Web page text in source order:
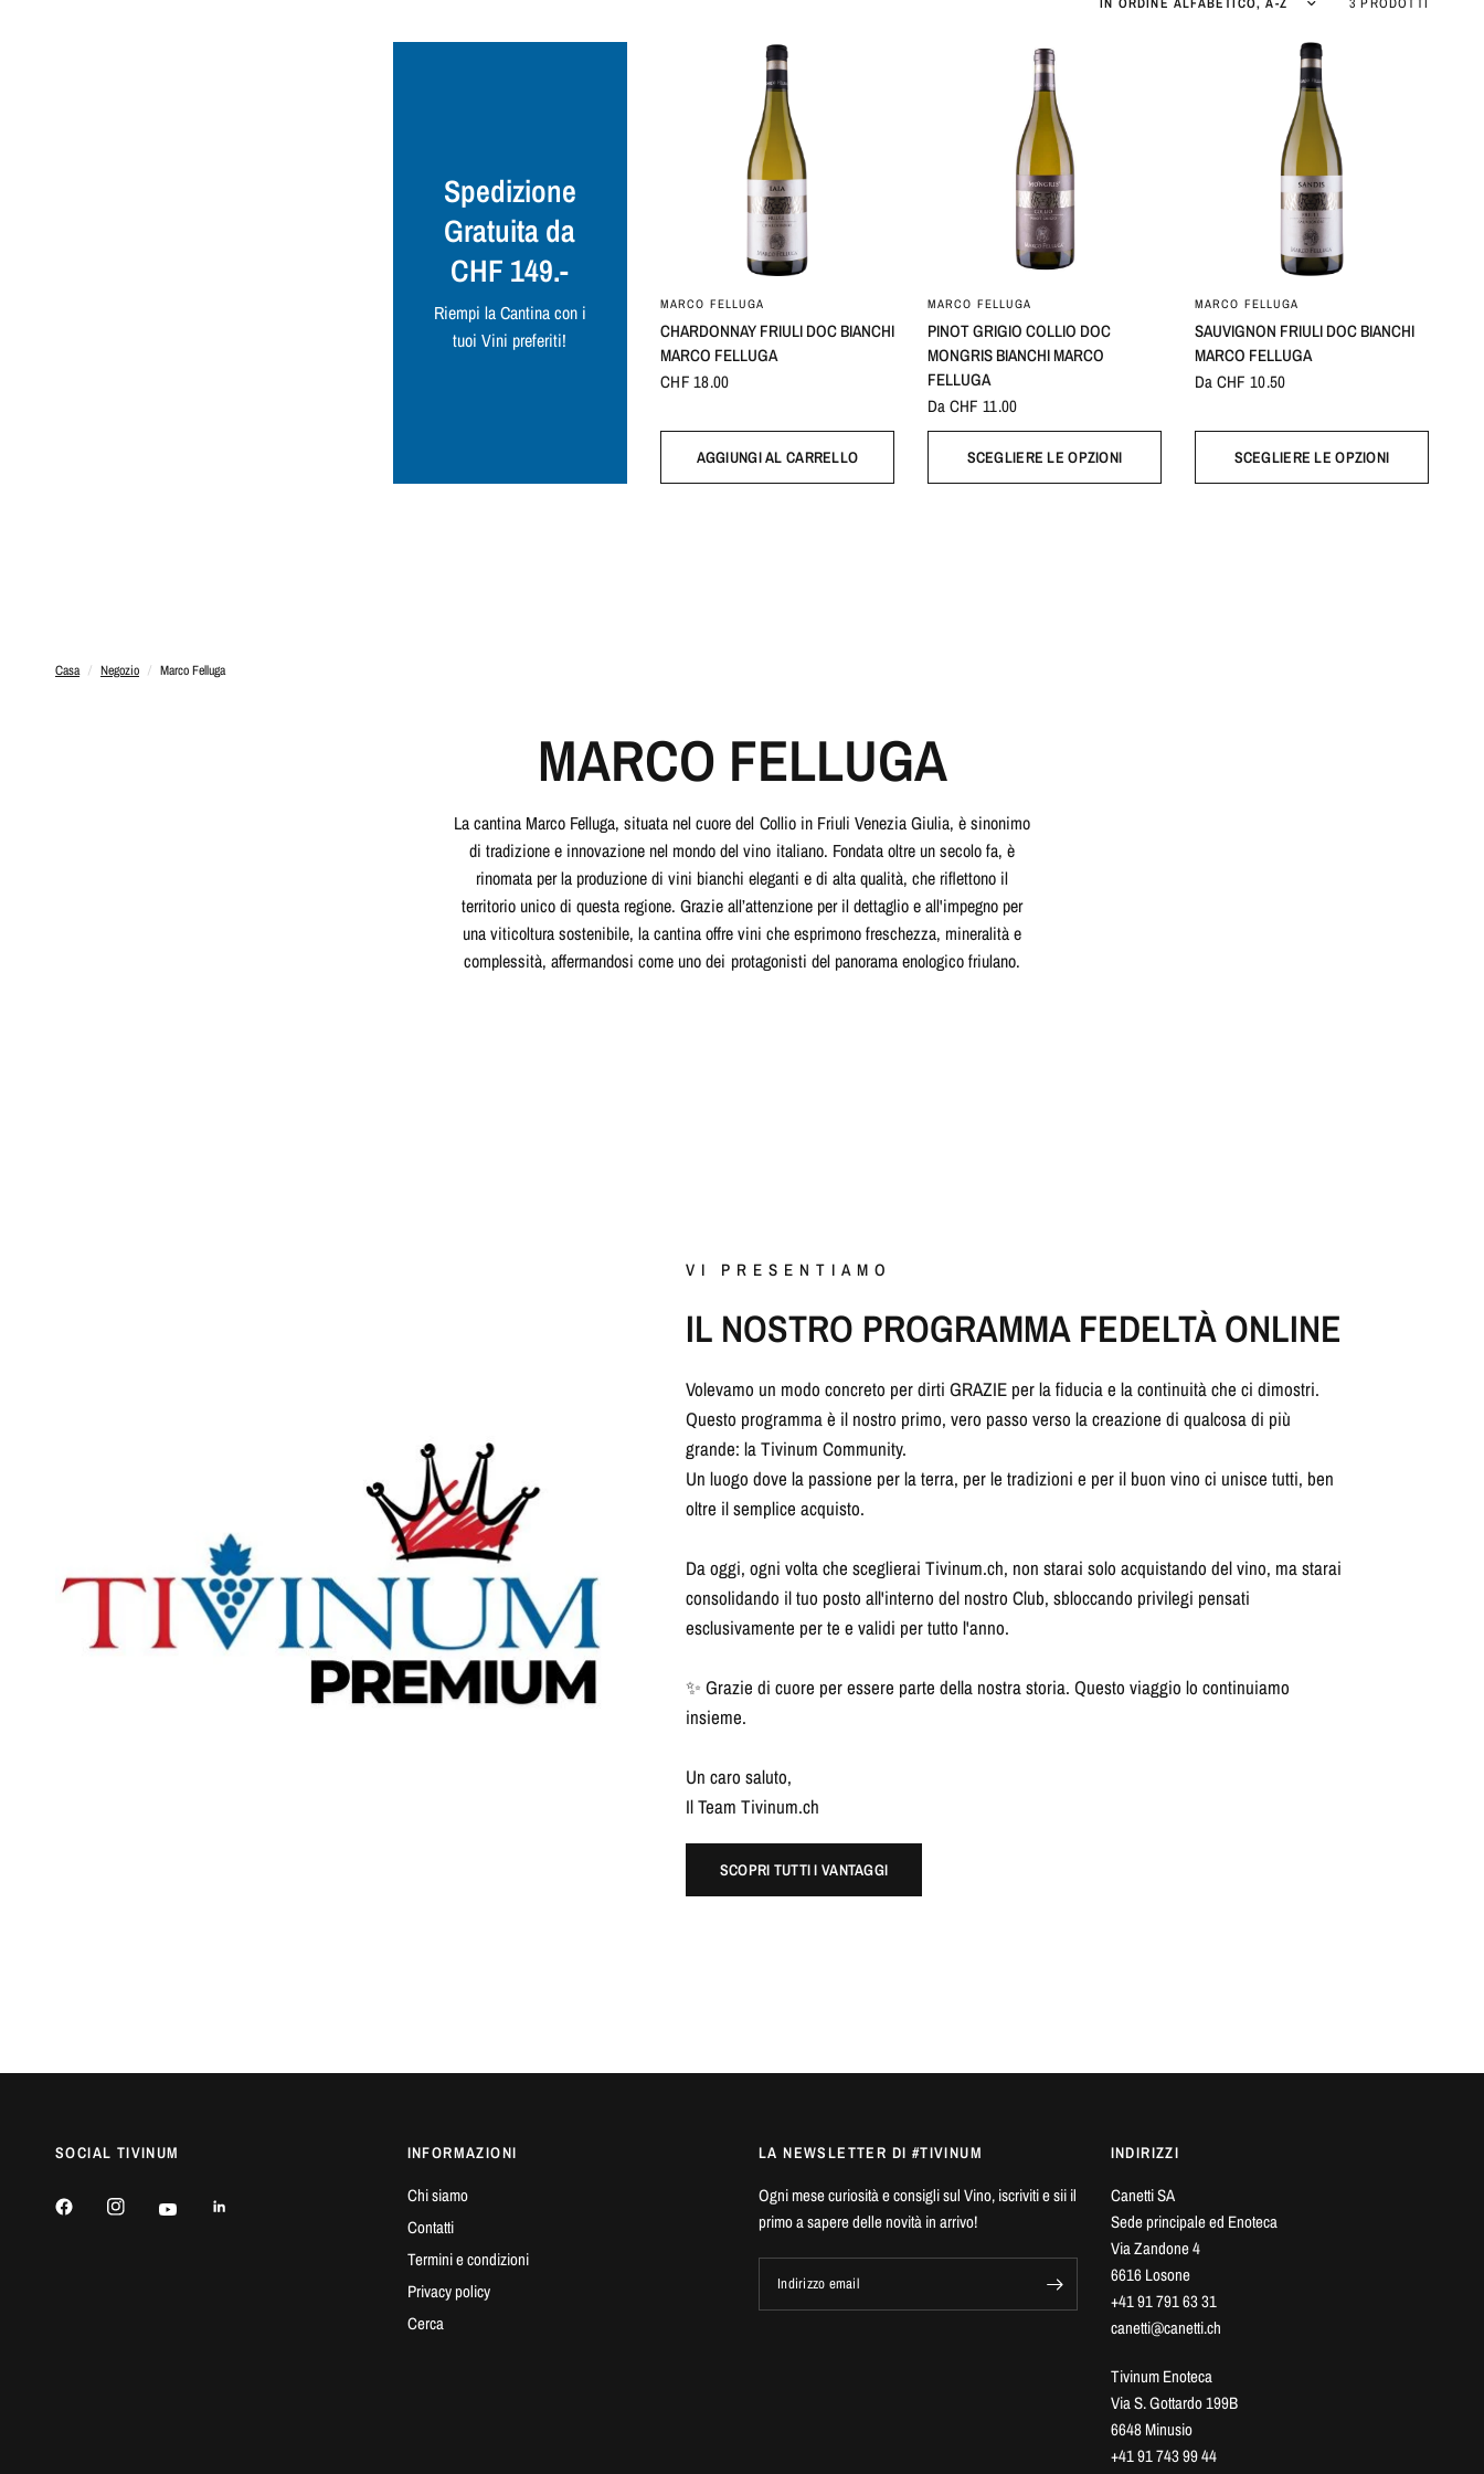
Spedizione
Gratuita da
CHF 149.-
Riempi la Cantina con i
tuoi Vini preferiti!
MARCO FELLUGA
CHARDONNAY FRIULI DOC BIANCHI
MARCO FELLUGA
CHF 18.00
AGGIUNGI AL CARRELLO
MARCO FELLUGA
PINOT GRIGIO COLLIO DOC
MONGRIS BIANCHI MARCO
FELLUGA
Da CHF 11.00
SCEGLIERE LE OPZIONI
MARCO FELLUGA
SAUVIGNON FRIULI DOC BIANCHI
MARCO FELLUGA
Da CHF 10.50
SCEGLIERE LE OPZIONI
Casa / Negozio / Marco Felluga
MARCO FELLUGA
La cantina Marco Felluga, situata nel cuore del Collio in Friuli Venezia Giulia, è sinonimo
di tradizione e innovazione nel mondo del vino italiano. Fondata oltre un secolo fa, è
rinomata per la produzione di vini bianchi eleganti e di alta qualità, che riflettono il
territorio unico di questa regione. Grazie all’attenzione per il dettaglio e all'impegno per
una viticoltura sostenibile, la cantina offre vini che esprimono freschezza, mineralità e
complessità, affermandosi come uno dei protagonisti del panorama enologico friulano.
VI PRESENTIAMO
IL NOSTRO PROGRAMMA FEDELTÀ ONLINE
Volevamo un modo concreto per dirti GRAZIE per la fiducia e la continuità che ci dimostri.
Questo programma è il nostro primo, vero passo verso la creazione di qualcosa di più
grande: la Tivinum Community.
Un luogo dove la passione per la terra, per le tradizioni e per il buon vino ci unisce tutti, ben
oltre il semplice acquisto.
Da oggi, ogni volta che sceglierai Tivinum.ch, non starai solo acquistando del vino, ma starai
consolidando il tuo posto all'interno del nostro Club, sbloccando privilegi pensati
esclusivamente per te e validi per tutto l'anno.
✨ Grazie di cuore per essere parte della nostra storia. Questo viaggio lo continuiamo
insieme.
Un caro saluto,
Il Team Tivinum.ch
SCOPRI TUTTI I VANTAGGI
SOCIAL TIVINUM INFORMAZIONI
Chi siamo
Contatti
Termini e condizioni
Privacy policy
Cerca
LA NEWSLETTER DI #TIVINUM
Ogni mese curiosità e consigli sul Vino, iscriviti e sii il
primo a sapere delle novità in arrivo!
Indirizzo email
INDIRIZZI
Canetti SA
Sede principale ed Enoteca
Via Zandone 4
6616 Losone
+41 91 791 63 31
canetti@canetti.ch
Tivinum Enoteca
Via S. Gottardo 199B
6648 Minusio
+41 91 743 99 44